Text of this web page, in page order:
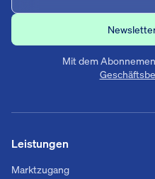
Mit dem
Leistungen
Marktzugang